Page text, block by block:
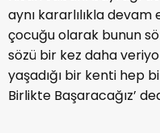
aynı kararlılıkla
çocuğu olarak bunun
sözü bir kez daha
yaşadığı bir kenti hep
Birlikte Başaracağız’